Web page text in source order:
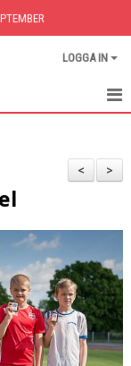
LOGGA IN
>
<